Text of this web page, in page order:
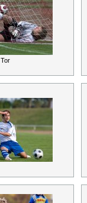
Tor